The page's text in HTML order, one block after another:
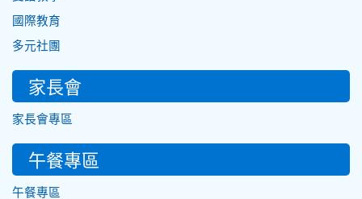
國際教育
多元社團
家長會
家長會專區
午餐專區
午餐專區